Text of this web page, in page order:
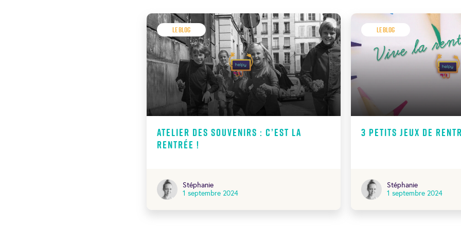
Le Blog
Atelier des souvenirs : C’est la
rentrée !
Stéphanie
1 septembre 2024
Le Blog
3 petits jeux de
Stéphanie
1 septembre 2024